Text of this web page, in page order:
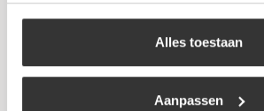
uw keuze op onze website verwijzen
Alles toestaan
Aanpassen